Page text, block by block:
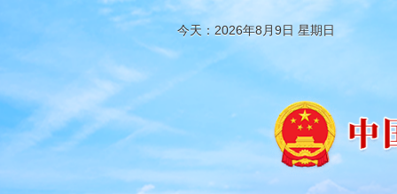
今天：2026年8月9日 星期日